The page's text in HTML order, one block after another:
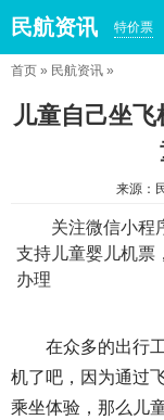
民航资讯 特价票
首页 » 民航资讯 »
儿童自己坐
来源：
关注微信小程
支持儿童婴儿机票
办理
在众多的出行工
机了吧，因为通过
乘坐体验，那么儿